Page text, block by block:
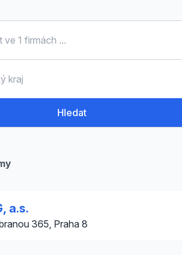
Hledat
a.s.
365, Praha 8